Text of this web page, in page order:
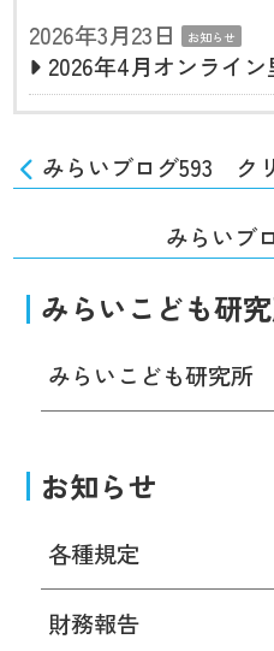
2026年3月23日
お知らせ
2026年4月オンライ
みらいブログ593 ク
みらいブ
みらいこども研
みらいこども研究所
お知らせ
各種規定
財務報告